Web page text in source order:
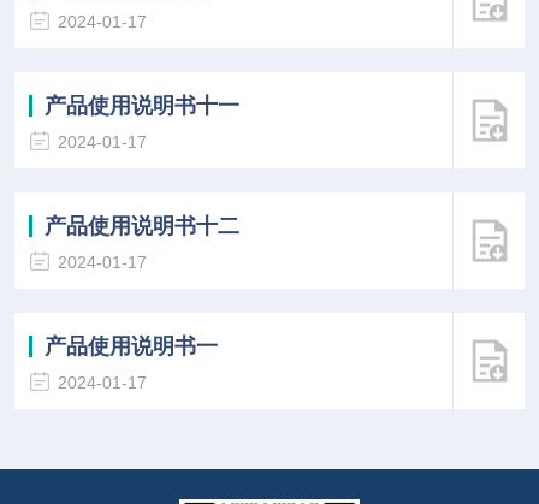
2024-01-17
产品使用说明书十一
2024-01-17
产品使用说明书十二
2024-01-17
产品使用说明书一
2024-01-17